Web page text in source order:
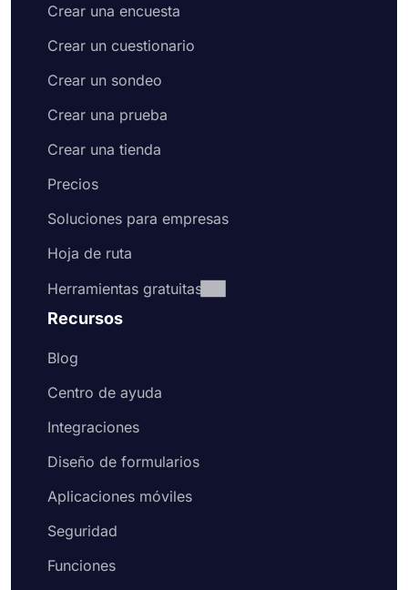
Crear una encuesta
Crear un cuestionario
Crear un sondeo
Crear una prueba
Crear una tienda
Precios
Soluciones para empresas
Hoja de ruta
Herramientas gratuitas
Recursos
Blog
Centro de ayuda
Integraciones
Diseño de formularios
Aplicaciones móviles
Seguridad
Funciones